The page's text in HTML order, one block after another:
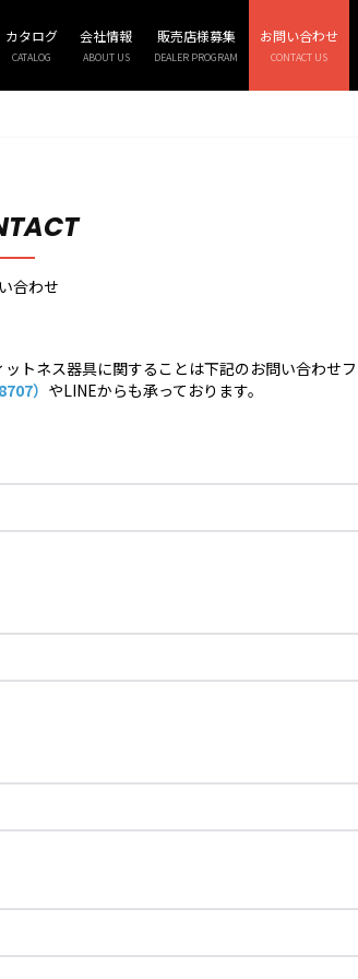
カタログ
CATALOG
会社情報
ABOUT US
販売店様募集
DEALER PROGRAM
お問い合わせ
CONTACT US
合わせ
ットネス器具に関することは下記のお問い合わせ
） やLINEからも承っております。